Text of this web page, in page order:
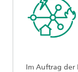
Im Auftrag der